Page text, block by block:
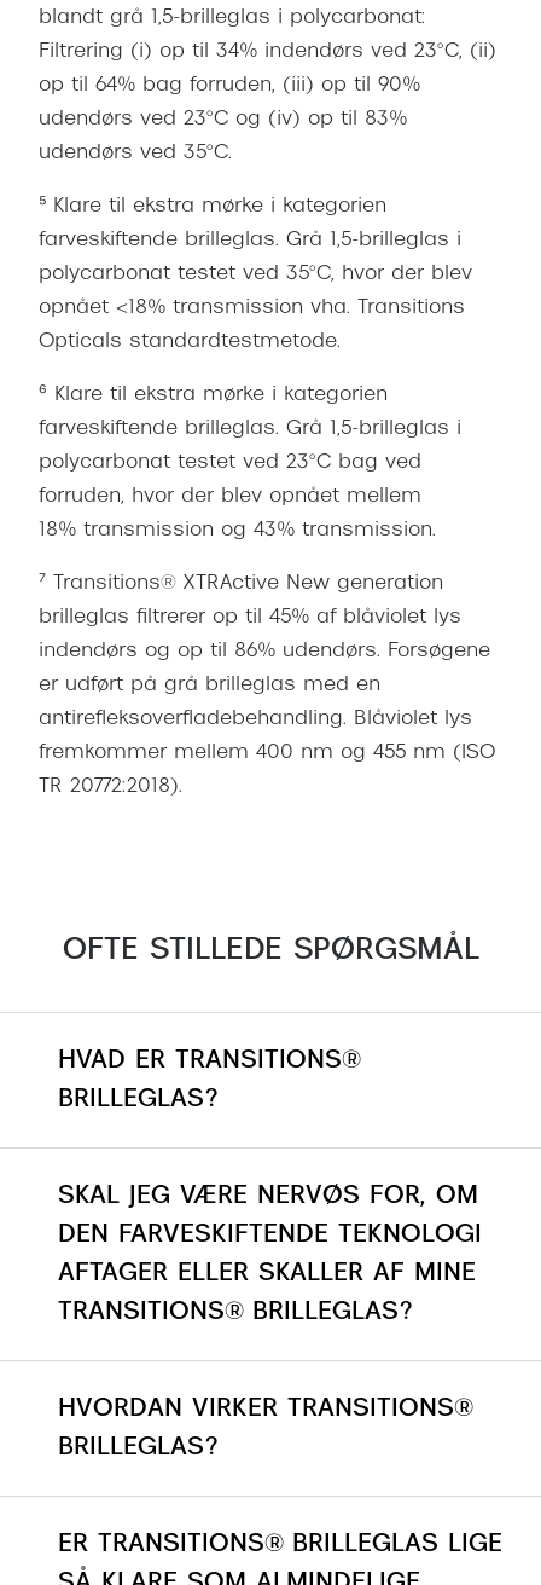
æ
r
n
d
e
o
k
a
t
i
n
blandt grå 1,5-brilleglas i polycarbonat:
Filtrering (i) op til 34% indendørs ved 23°C, (ii)
op til 64% bag forruden, (iii) op til 90%
udendørs ved 23°C og (iv) op til 83%
udendørs ved 35°C.
⁵ Klare til ekstra mørke i kategorien
farveskiftende brilleglas. Grå 1,5-brilleglas i
polycarbonat testet ved 35°C, hvor der blev
opnået <18% transmission vha. Transitions
Opticals standardtestmetode.
⁶ Klare til ekstra mørke i kategorien
farveskiftende brilleglas. Grå 1,5-brilleglas i
polycarbonat testet ved 23°C bag ved
forruden, hvor der blev opnået mellem
18% transmission og 43% transmission.
⁷ Transitions® XTRActive New generation
brilleglas filtrerer op til 45% af blåviolet lys
indendørs og op til 86% udendørs. Forsøgene
er udført på grå brilleglas med en
antirefleksoverfladebehandling. Blåviolet lys
fremkommer mellem 400 nm og 455 nm (ISO
TR 20772:2018).
OFTE STILLEDE SPØRGSMÅL
HVAD ER TRANSITIONS®
BRILLEGLAS?
SKAL JEG VÆRE NERVØS FOR, OM
DEN FARVESKIFTENDE TEKNOLOGI
AFTAGER ELLER SKALLER AF MINE
TRANSITIONS® BRILLEGLAS?
HVORDAN VIRKER TRANSITIONS®
BRILLEGLAS?
ER TRANSITIONS® BRILLEGLAS LIGE